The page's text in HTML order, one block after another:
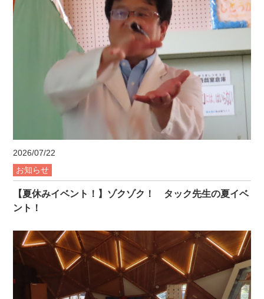
2026/07/22
お知らせ
【夏休みイベント！】ゾクゾク！ タック先生の夏イベ
ント！